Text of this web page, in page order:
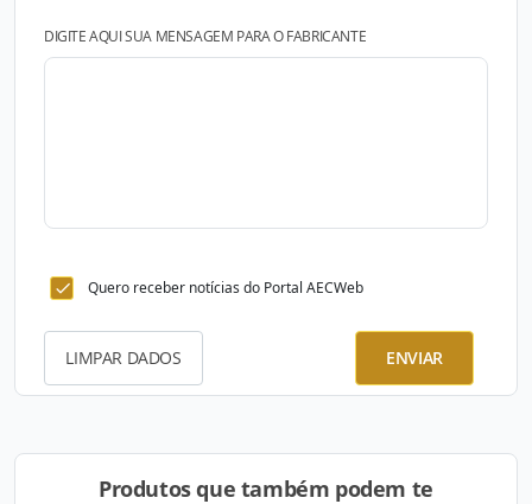
DIGITE AQUI SUA MENSAGEM PARA O FABRICANTE
Quero receber notícias do Portal AECWeb
LIMPAR DADOS ENVIAR
Produtos que também podem te